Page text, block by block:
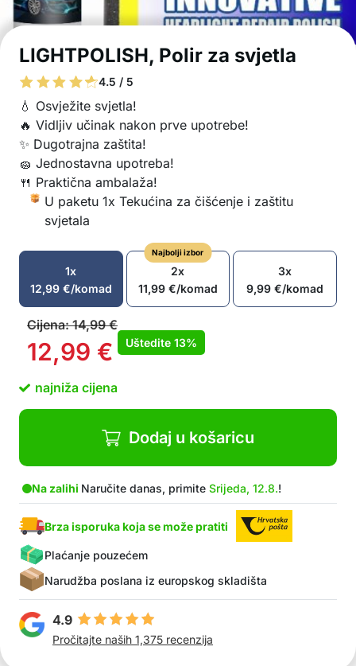
LIGHTPOLISH, Polir za svjetla
4.5 / 5
💧 Osvježite svjetla!
🔥 Vidljiv učinak nakon prve upotrebe!
✨ Dugotrajna zaštita!
🧽 Jednostavna upotreba!
🍴 Praktična ambalaža!
U paketu 1x Tekućina za čišćenje i zaštitu
svjetala
1x
12,99 €/komad
Najbolji izbor
2x
11,99 €/komad
3x
9,99€/komad
Cijena:14,99€
12,99 € Uštedite 13%
najniža cijena
Dodaj u košaricu
Na zalihi Naručite danas, primite Srijeda, 12.8.!
Brza isporuka koja se može pratiti
Plaćanje pouzećem
Narudžba poslana iz europskog skladišta
4.9
Pročitajte naših 1,375 recenzija